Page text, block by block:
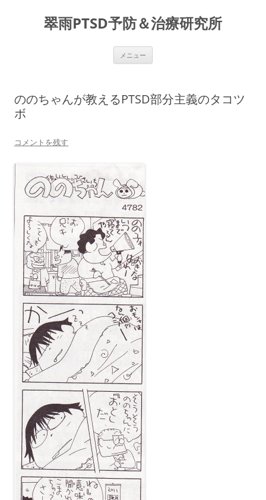
翠雨PTSD予防＆治療研究所
メニュー
ののちゃんが教えるPTSD部分主義のタコツ
ボ
コメントを残す